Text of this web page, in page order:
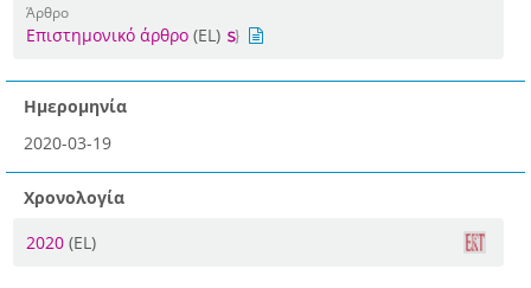
Άρθρο
Επιστημονικό άρθρο (EL)
Ημερομηνία
2020-03-19
Χρονολογία
2020 (EL)